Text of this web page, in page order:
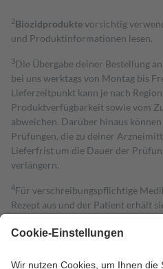
2Biozidproduktevorsichtig
und Produktinformationen lesen.
3Die Übergabe deiner Bestellung
bei uns werktags von Montag bis
Lieferzeitpunkt kann je nach
Produktverfügbarkeit sowie vom
abweichen. Darüber hinaus
Prüfungen, die zu deiner
Lieferfrist um die Dauer der
verlängern.
4Für verschreibungspflichtige
Rezept aus und der Patient erhält
Kosten dafür, der Versicherte trägt
Grundsätzlich leisten Mitglieder